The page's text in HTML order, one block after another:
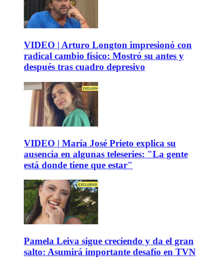
VIDEO | Arturo Longton impresionó con
radical cambio físico: Mostró su antes y
después tras cuadro depresivo
VIDEO | María José Prieto explica su
ausencia en algunas teleseries: "La gente
está donde tiene que estar"
Pamela Leiva sigue creciendo y da el gran
salto: Asumirá importante desafío en TVN